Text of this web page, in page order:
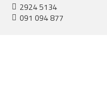
2924 5134
091 094 877